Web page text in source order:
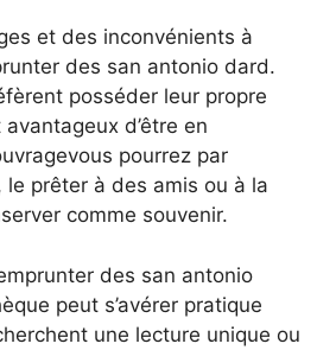
et des inconvénients à
des san antonio dard.
posséder leur propre
d’être en
pourrez par
le prêter à des amis ou à la
comme souvenir.
des san antonio
peut s’avérer pratique
une lecture unique ou